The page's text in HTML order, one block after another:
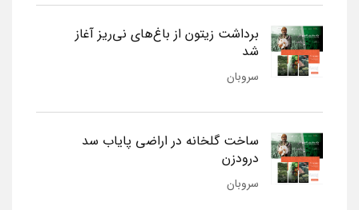
برداشت زیتون از باغ‌های نی‌ریز آغاز
شد
سروبان
ساخت گلخانه در اراضی پایاب سد
درودزن
سروبان